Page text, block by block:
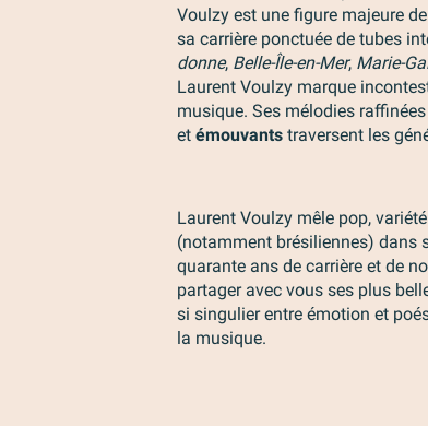
Voulzy est une figure majeure
sa carrière ponctuée de tubes
donne, Belle-Île-en-Mer, Marie-
Laurent Voulzy marque
musique. Ses mélodies
et émouvants traversent les
Laurent Voulzy mêle pop,
(notamment brésiliennes) dans
quarante ans de carrière et de
partager avec vous ses plus
si singulier entre émotion et
la musique.